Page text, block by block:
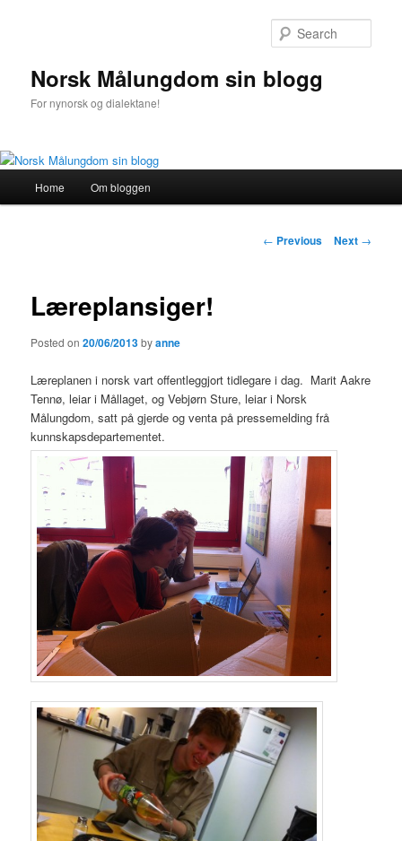
Norsk Målungdom sin blogg
For nynorsk og dialektane!
Skip
content
Home Om bloggen
Post
← Previous Next →
Læreplansiger!
Posted on20/06/2013byanne
Læreplanen i norsk vart offentleggjort tidlegare i dag. Marit Aakre
Tennø, leiar i Mållaget, og Vebjørn Sture, leiar i Norsk
Målungdom, satt på gjerde og venta på pressemelding frå
kunnskapsdepartementet.